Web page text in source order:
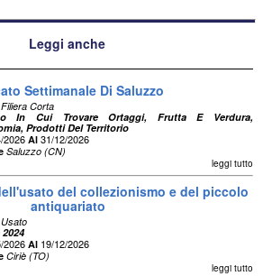
Leggi anche
Settimanale Di Saluzzo
Corta
In Cui Trovare Ortaggi, Frutta E Verdura,
Prodotti Del Territorio
2026 Al 31/12/2026
Saluzzo (CN)
leggi tutto
del collezionismo e del piccolo
antiquariato
2026Al 19/12/2026
Ciriè (TO)
leggi tutto